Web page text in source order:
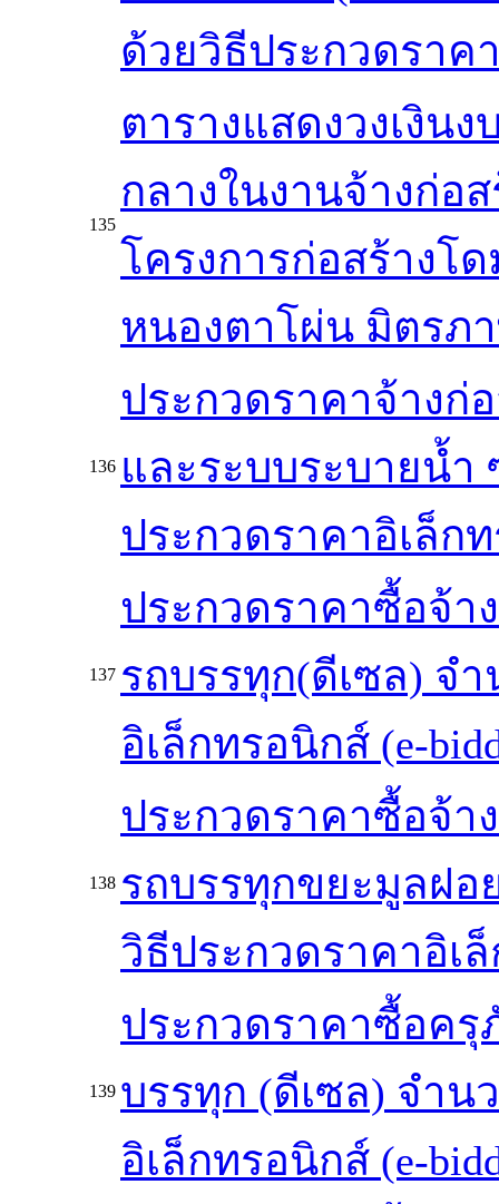
ด้วยวิธีประกวดราค
135
ตารางแสดงวงเงิน
กลางในงานจ้างก่อ
โครงการก่อสร้างโ
หนองตาโผ่น มิตรภ
136
ประกวดราคาจ้างก่
และระบบระบายน้ำ
ประกวดราคาอิเล็ก
137
ประกวดราคาซื้อจ้
รถบรรทุก(ดีเซล) จ
อิเล็กทรอนิกส์ (e-
138
ประกวดราคาซื้อจ้
รถบรรทุกขยะมูลฝ
วิธีประกวดราคาอิเ
139
ประกวดราคาซื้อค
บรรทุก (ดีเซล) จำน
อิเล็กทรอนิกส์ (e-